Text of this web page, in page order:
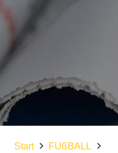
Start
FUßBALL